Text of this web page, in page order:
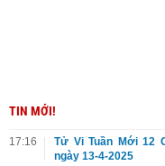
TIN MỚI!
17:16
Tử Vi Tuần Mới 12
ngày 13-4-2025